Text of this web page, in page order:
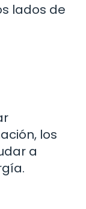
lados de
los
a